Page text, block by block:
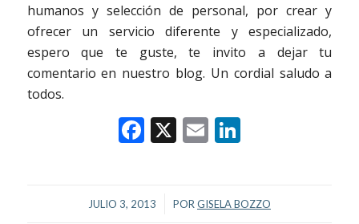
humanos y selección de personal, por crear y
ofrecer un servicio diferente y especializado,
espero que te guste, te invito a dejar tu
comentario en nuestro blog. Un cordial saludo a
todos.
Facebook
X EmailLinkedIn
JULIO 3, 2013
/ POR GISELA BOZZO